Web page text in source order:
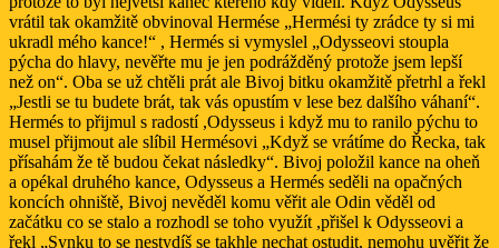
vrátil tak okamžitě obvinoval Hermése „Hermési ty zrádce ty si mi
ukradl mého kance!“ , Hermés si vymyslel „Odysseovi stoupla
pýcha do hlavy, nevěřte mu je jen podrážděný protože jsem lepší
než on“. Oba se už chtěli prát ale Bivoj bitku okamžitě přetrhl a řekl
„Jestli se tu budete brát, tak vás opustím v lese bez dalšího váhaní“.
Hermés to přijmul s radostí ,Odysseus i když mu to ranilo pýchu to
musel přijmout ale slíbil Hermésovi „Když se vrátíme do Řecka, tak
přísahám že tě budou čekat následky“. Bivoj položil kance na oheň
a opékal druhého kance, Odysseus a Hermés seděli na opačných
koncích ohniště, Bivoj nevěděl komu věřit ale Odin věděl od
začátku co se stalo a rozhodl se toho využít ,přišel k Odysseovi a
řekl „Synku to se nestydíš se takhle nechat ostudit, nemohu uvěřit že